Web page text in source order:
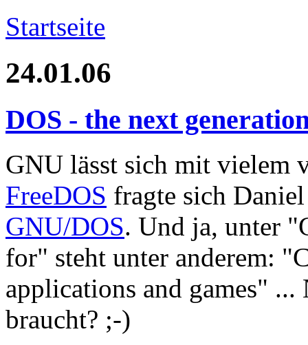
Startseite
24.01.06
DOS - the next
GNU lässt sich mit vielem
FreeDOS fragte sich
GNU/DOS. Und ja, unter
for" steht unter anderem:
applications and games" ...
braucht? ;-)